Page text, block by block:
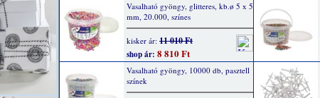
Vasalható gyöngy, glitteres, kb.ø 5 x 5
mm, 20.000, színes
kisker ár: 11 010 Ft
shop ár: 8 810 Ft
Vasalható gyöngy, 10000 db, pasztell
színek